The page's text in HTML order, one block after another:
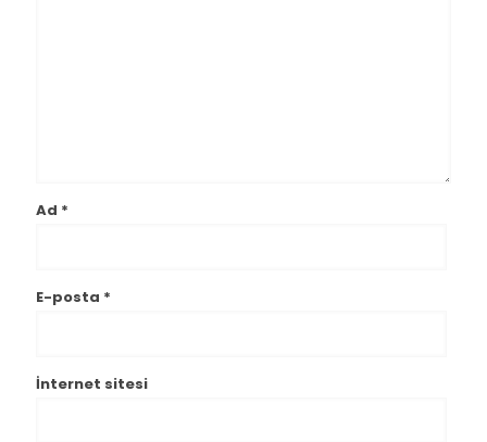
Ad *
E-posta *
İnternet sitesi